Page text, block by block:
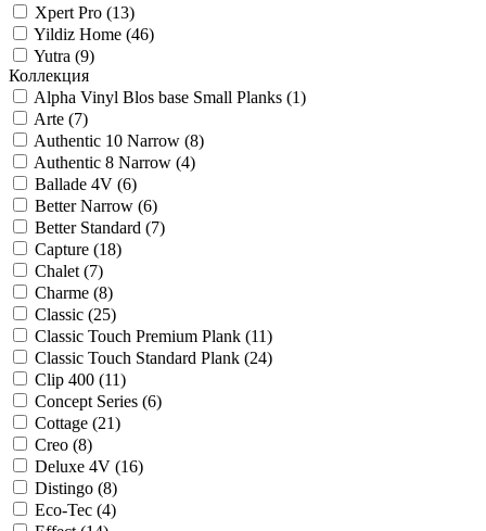
Xpert Pro (13)
Yildiz Home (46)
Yutra (9)
Коллекция
Alpha Vinyl Blos base Small Planks (1)
Arte (7)
Authentic 10 Narrow (8)
Authentic 8 Narrow (4)
Ballade 4V (6)
Better Narrow (6)
Better Standard (7)
Capture (18)
Chalet (7)
Charme (8)
Classic (25)
Classic Touch Premium Plank (11)
Classic Touch Standard Plank (24)
Clip 400 (11)
Concept Series (6)
Cottage (21)
Creo (8)
Deluxe 4V (16)
Distingo (8)
Eco-Tec (4)